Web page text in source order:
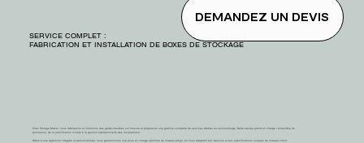
SERVICE COMPLET :
FABRICATION ET INSTALLATION DE BOXES DE STOCKAGE
Chez Storage Maker, nous fabriquons et installons des garde-meubles sur mesure et proposons une gamme complète de services dédiés au self-stockage. Notre équipe prend en charge l'ensemble du
processus, de la planification initiale à la gestion opérationnelle des installations.
Grâce à une approche intégrée et personnalisée, nous garantissons une prise en charge optimale de chaque projet, en nous adaptant aux besoins et aux spécifications uniques de chaque client.
DEMANDEZ UN DEVIS